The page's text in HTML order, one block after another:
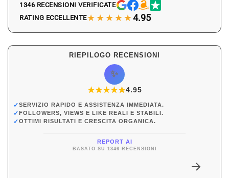
1346 RECENSIONI VERIFICATE
RATING ECCELLENTE★★★★★4.95
RIEPILOGO RECENSIONI
✨
★★★★★
★4.95
✓SERVIZIO RAPIDO E ASSISTENZA IMMEDIATA.
✓FOLLOWERS, VIEWS E LIKE REALI E STABILI.
✓OTTIMI RISULTATI E CRESCITA ORGANICA.
REPORT AI
BASATO SU 1346 RECENSIONI